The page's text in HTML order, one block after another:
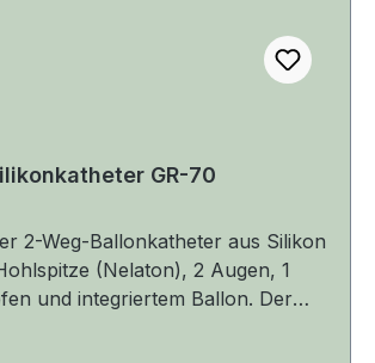
GR-70
2-Weg-Ballonkatheter aus Silikon
(Nelaton), 2 Augen, 1
und integriertem Ballon. Der
hat eine Länge von 40 cm,
von 5 bis 10 ml bei den